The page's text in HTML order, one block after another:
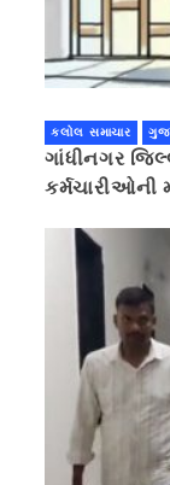
કલોલ સમાચાર
ગાંધીનગર
કર્મચારીઓની